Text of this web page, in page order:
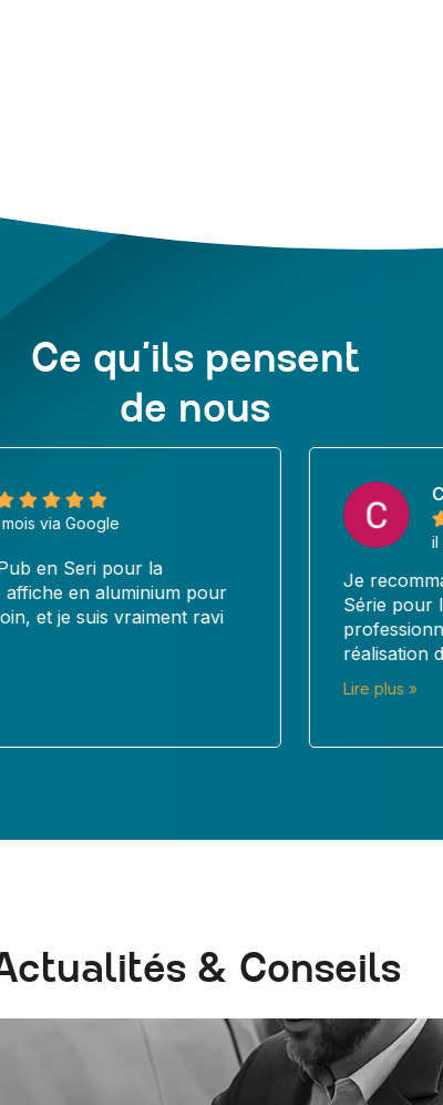
Ce qu’ils pensent
de nous
Céline DEVOTO-MARCELLIN
Je recommande vivement la société Pub en
Série pour la qualité de son travail et son
professionnalisme. Je leur ai confié la
& Conseils